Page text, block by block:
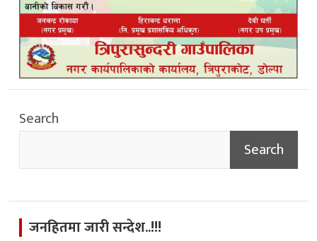
Search
Search
जनहितमा जारी सन्देश..!!!